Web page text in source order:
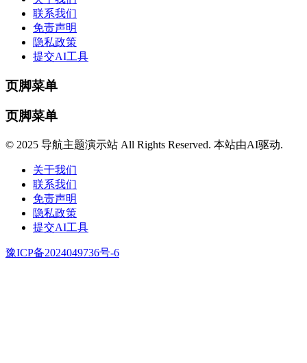
联系我们
免责声明
隐私政策
提交AI工具
页脚菜单
页脚菜单
© 2025 导航主题演示站 All Rights Reserved. 本站由AI驱动.
关于我们
联系我们
免责声明
隐私政策
提交AI工具
豫ICP备2024049736号-6